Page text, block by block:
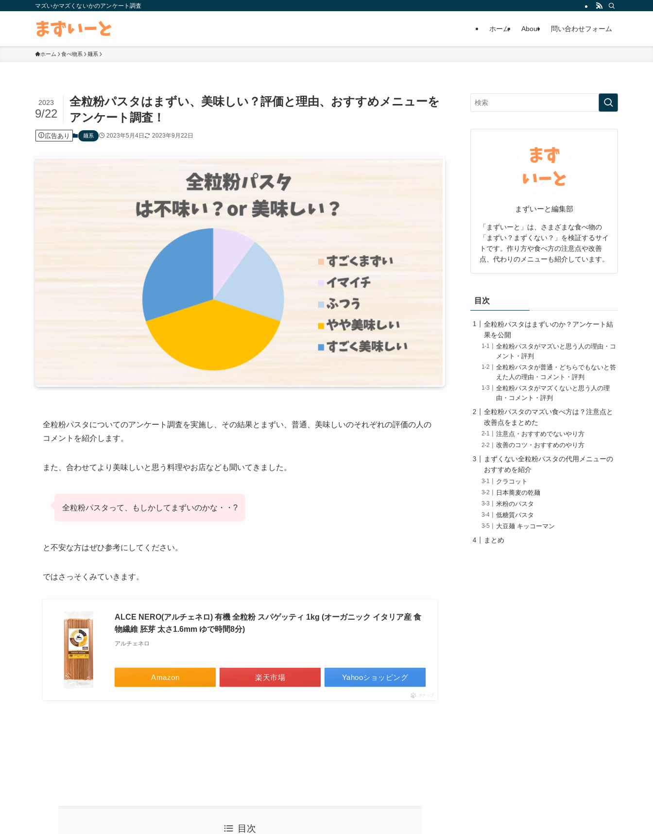
マズいかマズくないかのアンケート調査
ホーム About 問い合わせフォーム
ホーム 食べ物系 麺系
全粒粉パスタはまずい、美味しい？評価と理由、おすすめメニューを
アンケート調査！
2023
9/22
広告あり 麺系 2023年5月4日 2023年9月22日
全粒粉パスタについてのアンケート調査を実施し、その結果とまずい、普通、美味しいのそれぞれの評価の人の
コメントを紹介します。
また、合わせてより美味しいと思う料理やお店なども聞いてきました。
全粒粉パスタって、もしかしてまずいのかな・・?
と不安な方はぜひ参考にしてください。
ではさっそくみていきます。
ALCE NERO(アルチェネロ) 有機 全粒粉 スパゲッティ 1kg (オーガニック イタリア産 食
物繊維 胚芽 太さ1.6mm ゆで時間8分)
アルチェネロ
Amazon 楽天市場 Yahooショッピング
ポチップ
目次
まずいーと編集部
「まずいーと」は、さまざまな食べ物の
「まずい？まずくない？」を検証するサイ
トです。作り方や食べ方の注意点や改善
点、代わりのメニューも紹介しています。
目次
全粒粉パスタはまずいのか？アンケート結
果を公開
全粒粉パスタがマズいと思う人の理由・コ
メント・評判
全粒粉パスタが普通・どちらでもないと答
えた人の理由・コメント・評判
全粒粉パスタがマズくないと思う人の理
由・コメント・評判
全粒粉パスタのマズい食べ方は？注意点と
改善点をまとめた
注意点・おすすめでないやり方
改善のコツ・おすすめのやり方
まずくない全粒粉パスタの代用メニューの
おすすめを紹介
クラコット
日本蕎麦の乾麺
米粉のパスタ
低糖質パスタ
大豆麺 キッコーマン
まとめ